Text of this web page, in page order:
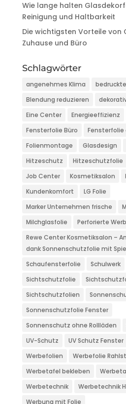
Wie lange halten
Reinigung und Haltbarkeit
Die wichtigsten Vorteile
Zuhause und Büro
Schlagwörter
angenehmes Klima
Blendung reduzieren
Eine Center
Energieeffizienz
Fensterfolie Büro
Fensterfolie
Folienmontage
Glasdesign
Hitzeschutz
Hitzeschutzfolie
Job Center
Kosmetiksalon
Kundenkomfort
LG Folie
Marker Unternehmen frische
Milchglasfolie
Perforierte
Rewe Center Kosmetiksalon –
dank Sonnenschutzfolie mit
Schaufensterfolie
Schulwerk
Sichtschutzfolie
Sichtschutzfolien
Sonnenschutzfolie Fenster
Sonnenschutz ohne Rollläden
UV-Schutz
UV Schutz Fenster
Werbefolien
Werbefolie
Werbetafel bekleben
Werbetechnik
Werbetechnik
Werbung mit Folie